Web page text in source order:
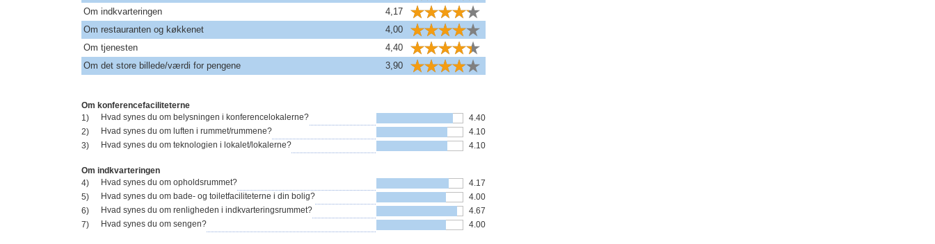
Om indkvarteringen
4,17
Om restauranten og køkkenet
4,00
Om tjenesten
4,40
Om det store billede/værdi for pengene
3,90
Om konferencefaciliteterne
1)
Hvad synes du om belysningen i konferencelokalerne?
4.40
2)
Hvad synes du om luften i rummet/rummene?
4.10
3)
Hvad synes du om teknologien i lokalet/lokalerne? 4.10
Om indkvarteringen
4)
Hvad synes du om opholdsrummet?
4.17
5)
Hvad synes du om bade- og toiletfaciliteterne i din bolig?
4.00
6)
Hvad synes du om renligheden i indkvarteringsrummet?
4.67
7)
Hvad synes du om sengen? 4.00